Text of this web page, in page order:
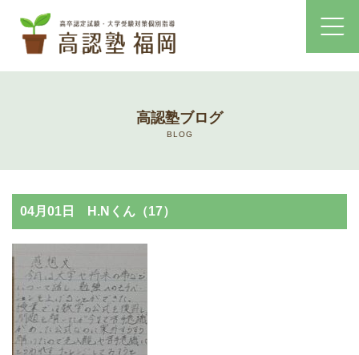
高認塾のご案内
講師紹介
高卒認定試験とは
高卒認定試験にかかる費用
高認塾ブログ
BLOG
04月01日 H.Nくん（17）